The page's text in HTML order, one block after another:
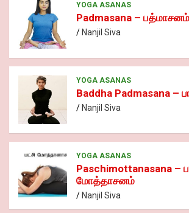
YOGA ASANAS
Padmasana – பத்மாசனம்
Nanjil Siva
YOGA ASANAS
Baddha Padmasana –
Nanjil Siva
YOGA ASANAS
Paschimottanasana –
மோத்தாசனம்
Nanjil Siva